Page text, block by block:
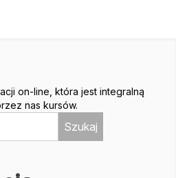
on-line, która jest integralną
nas kursów.
Szukaj